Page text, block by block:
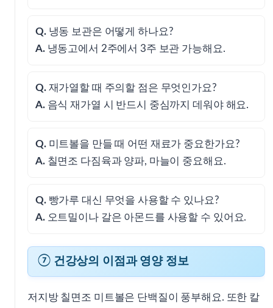
Q.냉동 보관은 어떻게 하나요?
A.냉동고에서 2주에서 3주 보관 가능해요.
Q.재가열할 때 주의할 점은 무엇인가요?
A.음식 재가열 시 반드시 중심까지 데워야 해요.
Q.미트볼을 만들 때 어떤 재료가 중요한가요?
A.칠면조 다짐육과 양파, 마늘이 중요해요.
Q.빵가루 대신 무엇을 사용할 수 있나요?
A.오트밀이나 갈은 아몬드를 사용할 수 있어요.
⑦ 건강상의 이점과 영양 정보
저지방 칠면조 미트볼은 단백질이 풍부해요. 또한 칼